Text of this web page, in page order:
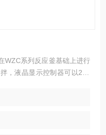
WZC系列反应釜基础上进行
，液晶显示控制器可以256
机身。高压反应釜主要应用
程进样口等。